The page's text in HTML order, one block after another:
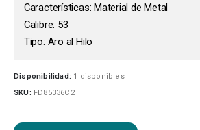
Características: Material de Metal
Calibre: 53
Tipo: Aro al Hilo
Disponibilidad: 1 disponibles
SKU: FD85336C2